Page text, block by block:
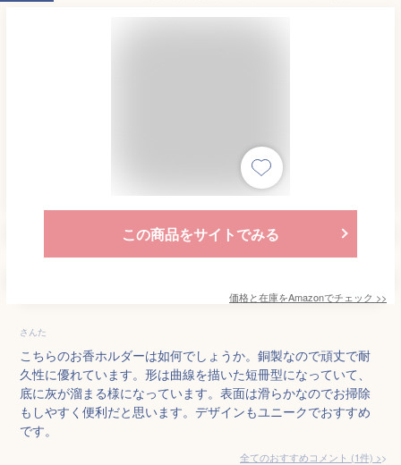
この商品をサイトでみる
価格と在庫をAmazonでチェック >>
さんた
こちらのお香ホルダーは如何でしょうか。銅製なので頑丈で耐
久性に優れています。形は曲線を描いた短冊型になっていて、
底に灰が溜まる様になっています。表面は滑らかなのでお掃除
もしやすく便利だと思います。デザインもユニークでおすすめ
です。
全てのおすすめコメント (1件) >